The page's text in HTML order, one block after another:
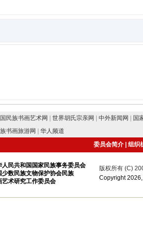
民族书画艺术网 世界胡氏宗亲网 中外新闻网
国
书画旅游网
华人频道
委员会简介
组织
人民共和国国家民族事务委员会
少数民族文物保护协会民族
究工作委员会
版权所有 (C)
Copyright